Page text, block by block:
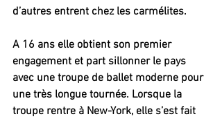
d’autres entrent chez les carmélites.
A 16 ans elle obtient son premier
engagement et part sillonner le pays
avec une troupe de ballet moderne pour
une très longue tournée. Lorsque la
troupe rentre à New-York, elle s’est fait